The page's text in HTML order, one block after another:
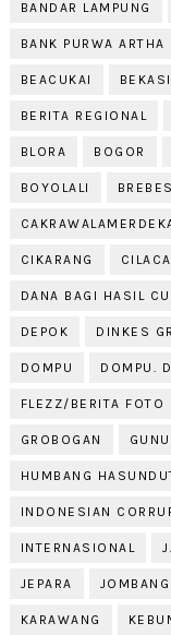
BANDAR LAMPUNG
BANK PURWA ARTHA
BEACUKAI BEKASI
BERITA REGIONAL
BLORA BOGOR
BOYOLALI BREBES
CIKARANG
DANA BAGI HASIL
DEPOK DINKES
DOMPU DOMPU.
FLEZZ/BERITA FOTO
GROBOGAN
HUMBANG
INDONESIAN
INTERNASIONAL
JEPARA JOMBANG
KARAWANG